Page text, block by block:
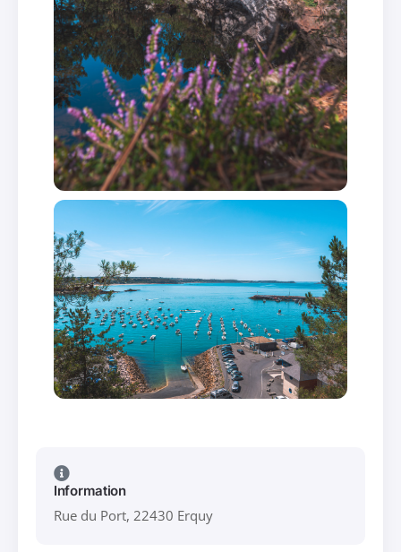
Information
Rue du Port, 22430 Erquy